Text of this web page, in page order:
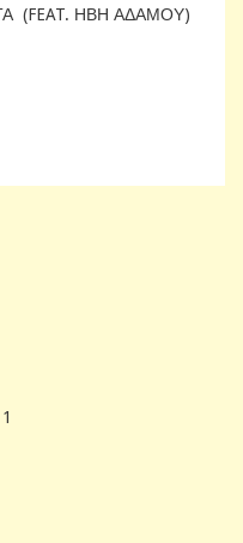
(FEAT. ΗΒΗ ΑΔΑΜΟΥ)